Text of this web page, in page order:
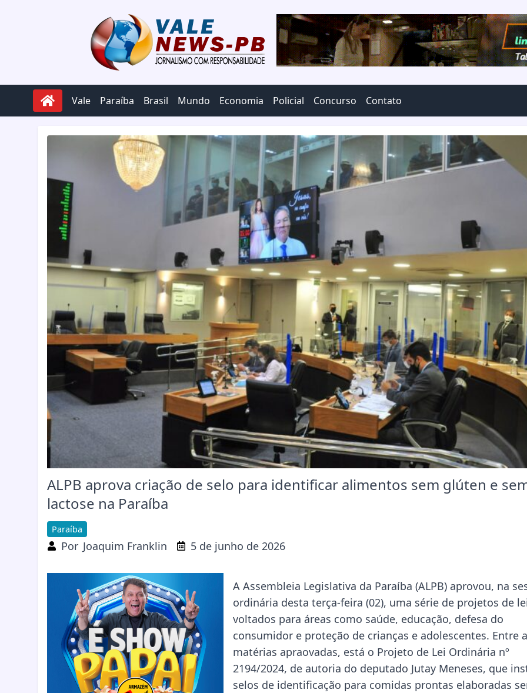
Vale Paraíba Brasil Mundo Economia Policial Concurso Contato
ALPB aprova criação de selo para identificar alimentos sem glúten e
lactose na Paraíba
Paraíba
Por Joaquim Franklin 5 de junho de 2026
A Assembleia Legislativa da Paraíba (ALPB) aprovou, na
ordinária desta terça-feira (02), uma série de projetos de
voltados para áreas como saúde, educação, defesa do
consumidor e proteção de crianças e adolescentes. Entre
matérias apraovadas, está o Projeto de Lei Ordinária nº
2194/2024, de autoria do deputado Jutay Meneses, que
selos de identificação para comidas prontas elaboradas